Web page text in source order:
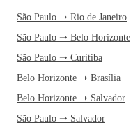
São Paulo ➝ Rio de Janeiro
São Paulo ➝ Belo Horizonte
São Paulo ➝ Curitiba
Belo Horizonte ➝ Brasília
Belo Horizonte ➝ Salvador
São Paulo ➝ Salvador